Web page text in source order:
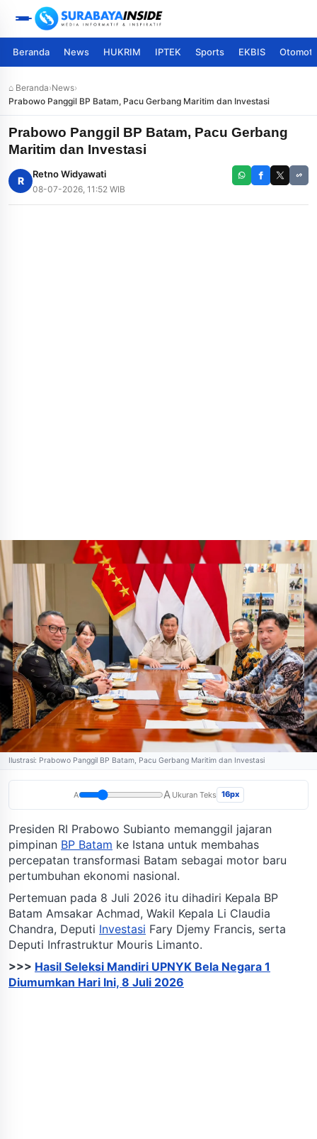
Beranda News HUKRIM IPTEK Sports EKBIS
⌂ Beranda›News›
Prabowo Panggil BP Batam, Pacu Gerbang Maritim dan Investasi
Prabowo Panggil BP Batam, Pacu Gerbang
Maritim dan Investasi
R
Retno Widyawati
08-07-2026, 11:52 WIB
Ilustrasi: Prabowo Panggil BP Batam, Pacu Gerbang Maritim dan Investasi
A A Ukuran Teks 16px
Presiden RI Prabowo Subianto memanggil jajaran
pimpinan BP Batam ke Istana untuk membahas
percepatan transformasi Batam sebagai motor baru
pertumbuhan ekonomi nasional.
Pertemuan pada 8 Juli 2026 itu dihadiri Kepala BP
Batam Amsakar Achmad, Wakil Kepala Li Claudia
Chandra, Deputi Investasi Fary Djemy Francis, serta
Deputi Infrastruktur Mouris Limanto.
>>> Hasil Seleksi Mandiri UPNYK Bela Negara 1
Diumumkan Hari Ini, 8 Juli 2026